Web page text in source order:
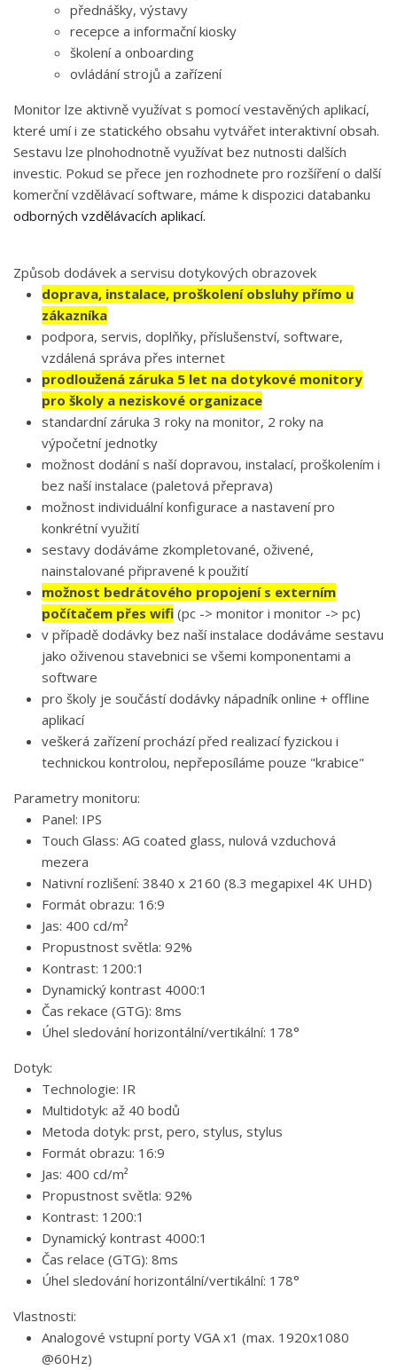
přednášky, výstavy
recepce a informační kiosky
školení a onboarding
ovládání strojů a zařízení
Monitor lze aktivně využívat s pomocí vestavěných aplikací,
které umí i ze statického obsahu vytvářet interaktivní obsah.
Sestavu lze plnohodnotně využívat bez nutnosti dalších
investic. Pokud se přece jen rozhodnete pro rozšíření o další
komerční vzdělávací software, máme k dispozici databanku
odborných vzdělávacích aplikací.
Způsob dodávek a servisu dotykových obrazovek
doprava, instalace, proškolení obsluhy přímo u
zákazníka
podpora, servis, doplňky, příslušenství, software,
vzdálená správa přes internet
prodloužená záruka 5 let na dotykové monitory
pro školy a neziskové organizace
standardní záruka 3 roky na monitor, 2 roky na
výpočetní jednotky
možnost dodání s naší dopravou, instalací, proškolením i
bez naší instalace (paletová přeprava)
možnost individuální konfigurace a nastavení pro
konkrétní využití
sestavy dodáváme zkompletované, oživené,
nainstalované připravené k použití
možnost bedrátového propojení s externím
počítačem přes wifi (pc -> monitor i monitor -> pc)
v případě dodávky bez naší instalace dodáváme sestavu
jako oživenou stavebnici se všemi komponentami a
software
pro školy je součástí dodávky nápadník online + offline
aplikací
veškerá zařízení prochází před realizací fyzickou i
technickou kontrolou, nepřeposíláme pouze "krabice"
Parametry monitoru:
Panel: IPS
Touch Glass: AG coated glass, nulová vzduchová
mezera
Nativní rozlišení: 3840 x 2160 (8.3 megapixel 4K UHD)
Formát obrazu: 16:9
Jas: 400 cd/m²
Propustnost světla: 92%
Kontrast: 1200:1
Dynamický kontrast 4000:1
Čas rekace (GTG): 8ms
Úhel sledování horizontální/vertikální: 178°
Dotyk:
Technologie: IR
Multidotyk: až 40 bodů
Metoda dotyk: prst, pero, stylus, stylus
Formát obrazu: 16:9
Jas: 400 cd/m²
Propustnost světla: 92%
Kontrast: 1200:1
Dynamický kontrast 4000:1
Čas relace (GTG): 8ms
Úhel sledování horizontální/vertikální: 178°
Vlastnosti:
Analogové vstupní porty VGA x1 (max. 1920x1080
@60Hz)